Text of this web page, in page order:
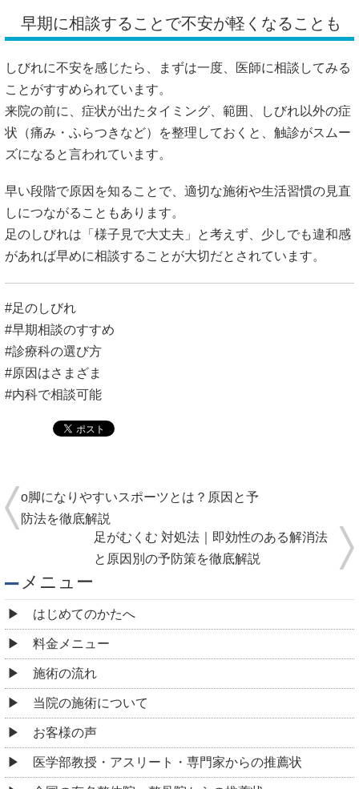
早期に相談することで不安が軽くなることも
しびれに不安を感じたら、まずは一度、医師に相談してみる
ことがすすめられています。
来院の前に、症状が出たタイミング、範囲、しびれ以外の症
状（痛み・ふらつきなど）を整理しておくと、触診がスムー
ズになると言われています。
早い段階で原因を知ることで、適切な施術や生活習慣の見直
しにつながることもあります。
足のしびれは「様子見で大丈夫」と考えず、少しでも違和感
があれば早めに相談することが大切だとされています。
#足のしびれ
#早期相談のすすめ
#診療科の選び方
#原因はさまざま
#内科で相談可能
o脚になりやすいスポーツとは？原因と予
防法を徹底解説
足がむくむ 対処法｜即効性のある解消法
と原因別の予防策を徹底解説
メニュー
はじめてのかたへ
料金メニュー
施術の流れ
当院の施術について
お客様の声
医学部教授・アスリート・専門家からの推薦状